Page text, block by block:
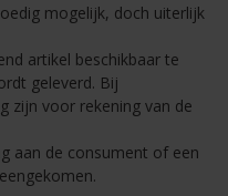
mogelijk, doch uiterlijk
artikel beschikbaar te
geleverd. Bij
zijn voor rekening van de
aan de consument of een